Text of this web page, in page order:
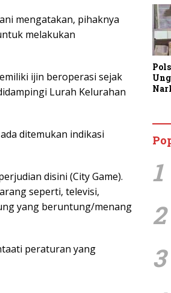
mengatakan, pihaknya
melakukan
ijin beroperasi sejak
Lurah Kelurahan
ditemukan indikasi
disini (City Game).
seperti, televisi,
yang beruntung/menang
peraturan yang
1
2
3